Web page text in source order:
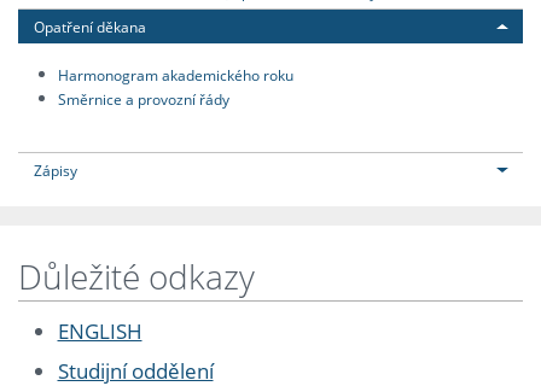
Opatření děkana
Harmonogram akademického roku
Směrnice a provozní řády
Zápisy
Důležité odkazy
ENGLISH
Studijní oddělení